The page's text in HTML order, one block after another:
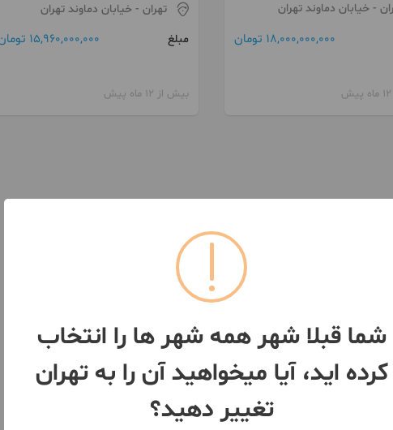
- خیابان دماوند تهران
18,000,000,000 تومان
تهران- خیابان دماوند تهران
مبلغ
15,960,000,000 تومان
بیش از 12 ماه پیش
شما قبلا شهر همه شهر ها را انتخاب
کرده اید، آیا میخواهید آن را به تهران
تغییر دهید؟